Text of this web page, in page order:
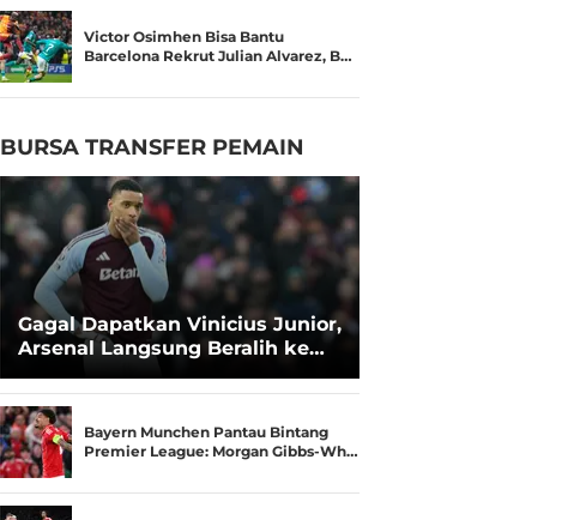
Victor Osimhen Bisa Bantu
Barcelona Rekrut Julian Alvarez, B…
BURSA TRANSFER PEMAIN
Gagal Dapatkan Vinicius Junior,
Arsenal Langsung Beralih ke
Bayern Munchen Pantau Bintang
Premier League: Morgan Gibbs-Wh…